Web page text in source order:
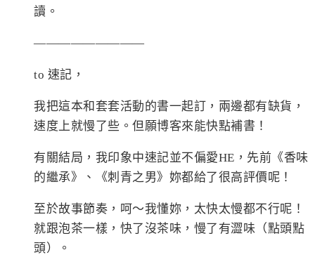
讀。
—————————
to 速記，
我把這本和套套活動的書一起訂，兩邊都有缺貨，
速度上就慢了些。但願博客來能快點補書！
有關結局，我印象中速記並不偏愛HE，先前《香味
的繼承》、《刺青之男》妳都給了很高評價呢！
至於故事節奏，呵～我懂妳，太快太慢都不行呢！
就跟泡茶一樣，快了沒茶味，慢了有澀味（點頭點
頭）。